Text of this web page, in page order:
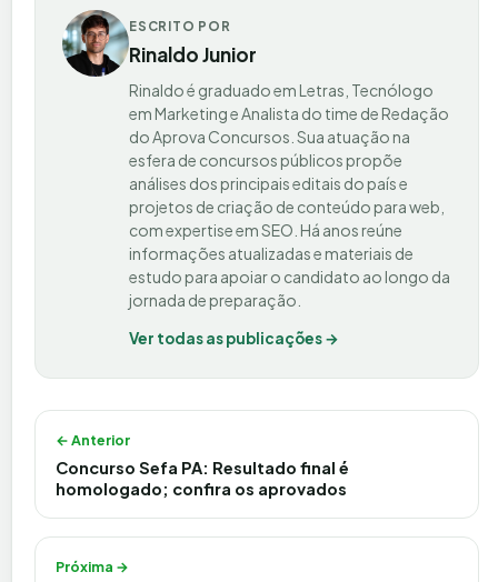
ESCRITO POR
Rinaldo Junior
Rinaldo é graduado em Letras, Tecnólogo
em Marketing e Analista do time de Redação
do Aprova Concursos. Sua atuação na
esfera de concursos públicos propõe
análises dos principais editais do país e
projetos de criação de conteúdo para web,
com expertise em SEO. Há anos reúne
informações atualizadas e materiais de
estudo para apoiar o candidato ao longo da
jornada de preparação.
Ver todas as publicações →
Navegação de Post
← Anterior
Concurso Sefa PA: Resultado final é
homologado; confira os aprovados
Próxima →